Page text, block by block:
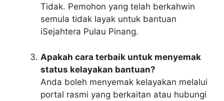
Tidak. Pemohon yang telah berkahwin
semula tidak layak untuk bantuan
iSejahtera Pulau Pinang.
Apakah cara terbaik untuk menyemak
status kelayakan bantuan?
Anda boleh menyemak kelayakan melalui
portal rasmi yang berkaitan atau hubungi